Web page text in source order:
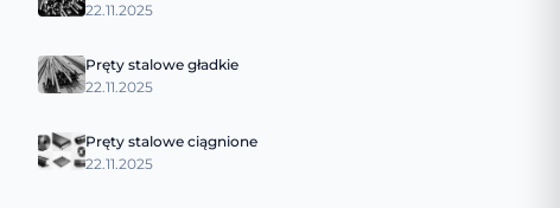
22.11.2025
Pręty stalowe gładkie
22.11.2025
Pręty stalowe ciągnione
22.11.2025